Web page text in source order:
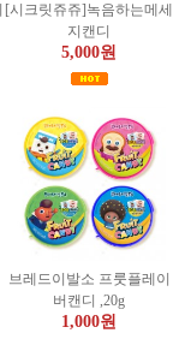
[시크릿쥬쥬]녹음하는메세
지캔디
5,000원
브레드이발소 프룻플레이
버캔디 ,20g
1,000원